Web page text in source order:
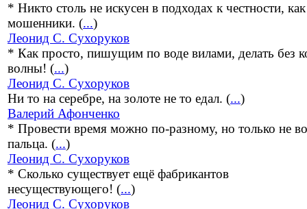
* Никто столь не искусен в подходах к честности, как
мошенники. (...)
Леонид С. Сухоруков
* Как просто, пишущим по воде вилами, делать без
волны! (...)
Леонид С. Сухоруков
Ни то на серебре, на золоте не то едал. (...)
Валерий Афонченко
* Провести время можно по-разному, но только не
пальца. (...)
Леонид С. Сухоруков
* Сколько существует ещё фабрикантов
несуществующего! (...)
Леонид С. Сухоруков